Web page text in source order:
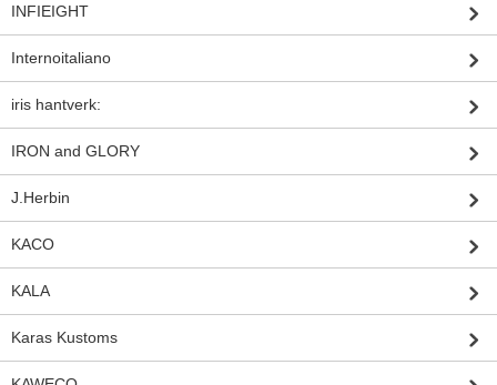
INFIEIGHT
Internoitaliano
iris hantverk:
IRON and GLORY
J.Herbin
KACO
KALA
Karas Kustoms